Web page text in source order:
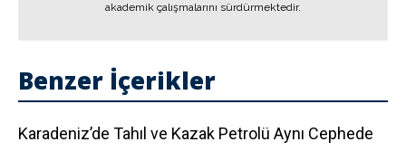
akademik çalışmalarını sürdürmektedir.
Benzer İçerikler
Karadeniz’de Tahıl ve Kazak Petrolü Aynı Cephede